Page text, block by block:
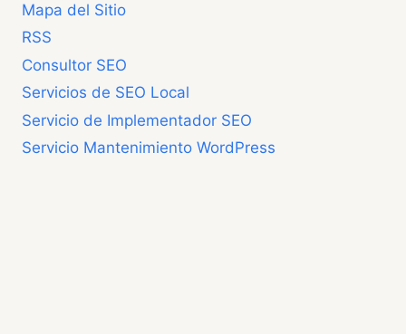
Mapa del Sitio
RSS
Consultor SEO
Servicios de SEO Local
Servicio de Implementador SEO
Servicio Mantenimiento WordPress